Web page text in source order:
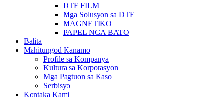
DTF FILM
Mga Solusyon sa DTF
MAGNETIKO
PAPEL NGA BATO
Balita
Mahitungod Kanamo
Profile sa Kompanya
Kultura sa Korporasyon
Mga Pagtuon sa Kaso
Serbisyo
Kontaka Kami